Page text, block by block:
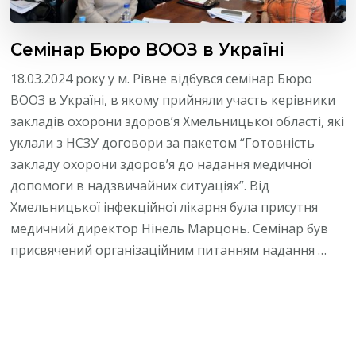
Семінар Бюро ВООЗ в Україні
18.03.2024 року у м. Рівне відбувся семінар Бюро
ВООЗ в Україні, в якому прийняли участь керівники
закладів охорони здоров’я Хмельницької області, які
уклали з НСЗУ договори за пакетом “Готовність
закладу охорони здоров’я до надання медичної
допомоги в надзвичайних ситуаціях”. Від
Хмельницької інфекційної лікарня була присутня
медичний директор Нінель Марцонь. Семінар був
присвячений організаційним питанням надання …